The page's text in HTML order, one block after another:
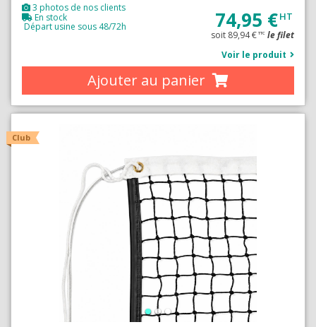
3 photos de nos clients
74,95 €HT
soit 89,94 € TTC le filet
En stock
Départ usine sous 48/72h
Voir le produit
Ajouter au panier
Club